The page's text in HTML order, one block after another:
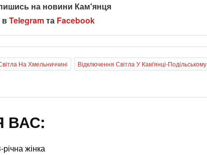
на новини Кам'янця
вTelegramта Facebook
На Хмельниччині
Відключення Світла У Кам'янці-Подільському
ВАС:
жінка